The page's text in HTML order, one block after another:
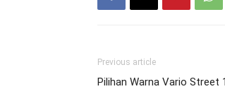
Previous article
Pilihan Warna Vario Street